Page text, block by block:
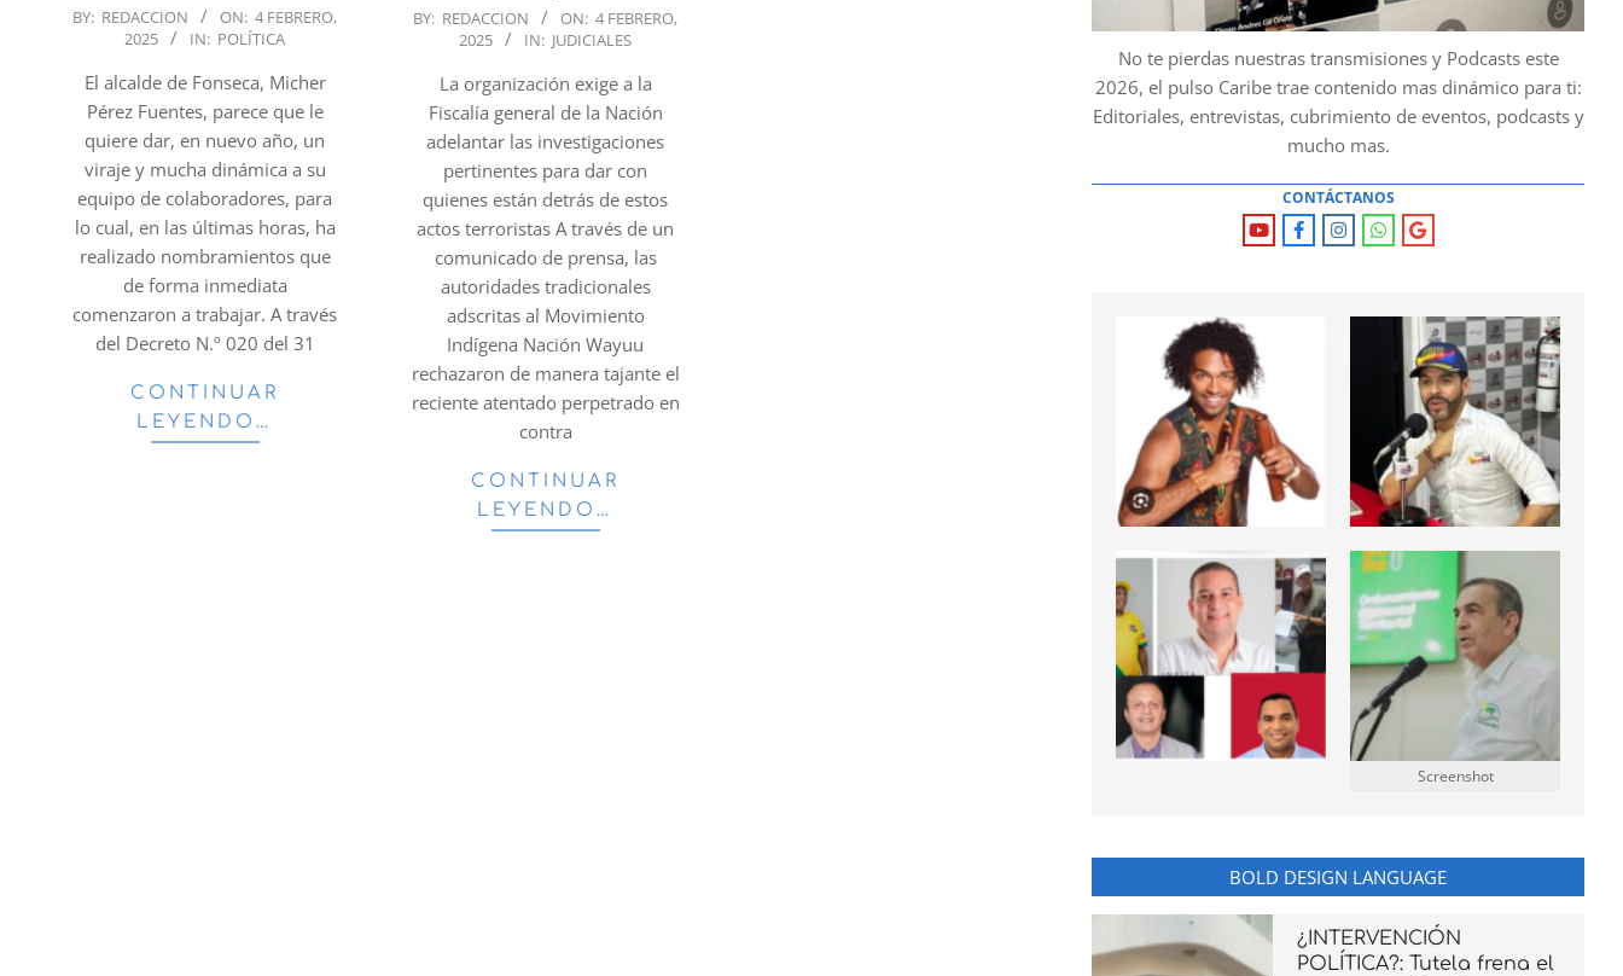
2025-
04
BY: REDACCION ON: 4 FEBRERO,
2025
IN: POLÍTICA
El alcalde de Fonseca, Micher
Pérez Fuentes, parece que le
quiere dar, en nuevo año, un
viraje y mucha dinámica a su
equipo de colaboradores, para
lo cual, en las últimas horas, ha
realizado nombramientos que
de forma inmediata
comenzaron a trabajar. A través
del Decreto N.º 020 del 31
CONTINUAR
LEYENDO…
2025-
BY: REDACCION ON: 4 FEBRERO,
2025
IN: JUDICIALES
La organización exige a la
Fiscalía general de la Nación
adelantar las investigaciones
pertinentes para dar con
quienes están detrás de estos
actos terroristas A través de un
comunicado de prensa, las
autoridades tradicionales
adscritas al Movimiento
Indígena Nación Wayuu
rechazaron de manera tajante el
reciente atentado perpetrado en
contra
CONTINUAR
LEYENDO…
No te pierdas nuestras transmisiones y Podcasts este
2026, el pulso Caribe trae contenido mas dinámico para ti:
Editoriales, entrevistas, cubrimiento de eventos, podcasts y
mucho mas.
CONTÁCTANOS
Screenshot
BOLD DESIGN LANGUAGE
¿INTERVENCIÓN
POLÍTICA?: Tutela frena el